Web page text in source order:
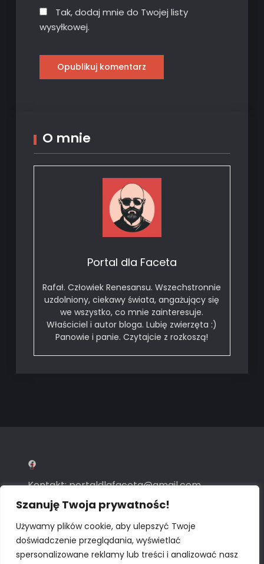
Szanuję Twoja prywatnośc!
Używamy plików cookie, aby ulepszyć Twoje
doświadczenie przeglądania, wyświetlać
spersonalizowane reklamy lub treści i analizować nasz
Tak, dodaj mnie do Twojej listy
wysyłkowej.
O mnie
Portal dla Faceta
Rafał. Człowiek Renesansu. Wszechstronnie
uzdolniony, ciekawy świata, angażujący się
we wszystko, co mnie zainteresuje.
Właściciel i autor bloga. Lubię zwierzęta :)
Panowie i panie. Czytajcie z rozkoszą!
Facebook
Kontakt:portaldlafaceta@gmail.com
Widzisz nas dziękiAEO Marketing